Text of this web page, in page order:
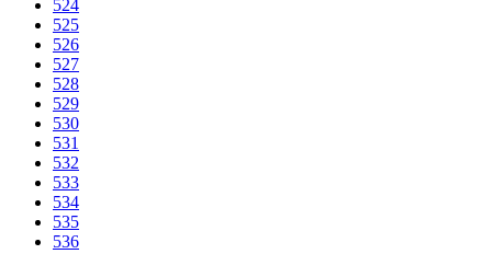
524
525
526
527
528
529
530
531
532
533
534
535
536